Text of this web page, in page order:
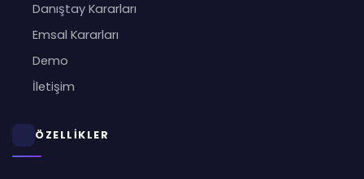
Danıştay Kararları
Emsal Kararları
Demo
İletişim
ÖZELLİKLER